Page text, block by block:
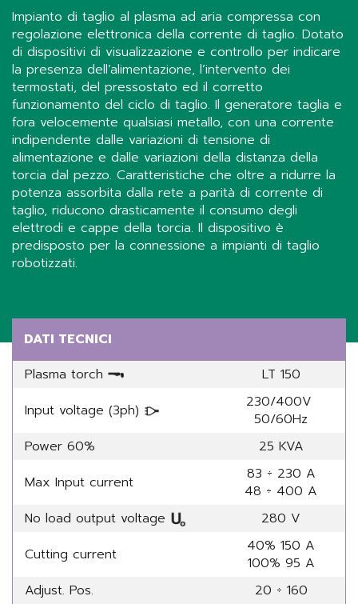
Impianto di taglio al plasma ad aria compressa con
regolazione elettronica della corrente di taglio. Dotato
di dispositivi di visualizzazione e controllo per indicare
la presenza dell’alimentazione, l’intervento dei
termostati, del pressostato ed il corretto
funzionamento del ciclo di taglio. Il generatore taglia e
fora velocemente qualsiasi metallo, con una corrente
indipendente dalle variazioni di tensione di
alimentazione e dalle variazioni della distanza della
torcia dal pezzo. Caratteristiche che oltre a ridurre la
potenza assorbita dalla rete a parità di corrente di
taglio, riducono drasticamente il consumo degli
elettrodi e cappe della torcia. Il dispositivo è
predisposto per la connessione a impianti di taglio
robotizzati.
DATI TECNICI
Plasma torch
LT 150
Input voltage (3ph)
230/400V
50/60Hz
Power 60%
25 KVA
Max Input current
83 ÷ 230 A
48 ÷ 400 A
No load output voltage
280 V
Cutting current
40% 150 A
100% 95 A
Adjust. Pos.
20 ÷ 160